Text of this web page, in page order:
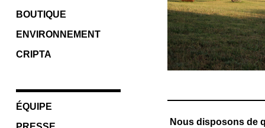
BOUTIQUE
ENVIRONNEMENT
CRIPTA
ÉQUIPE
Nous disposons de